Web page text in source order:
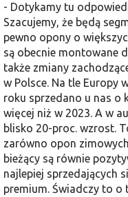
- Dotykamy tu
Szacujemy, że będą
pewno opony o
są obecnie montowane
także zmiany
w Polsce. Na tle Europy
roku sprzedano u nas o
więcej niż w 2023. A w
blisko 20-proc. wzrost.
zarówno opon
bieżący są równie
najlepiej sprzedających
premium. Świadczy to o